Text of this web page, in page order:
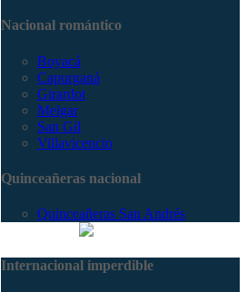
Nacional romántico
Boyacá
Capurganá
Girardot
Melgar
San Gil
Villavicencio
Quinceañeras nacional
Quinceañeras San Andrés
Internacional imperdible